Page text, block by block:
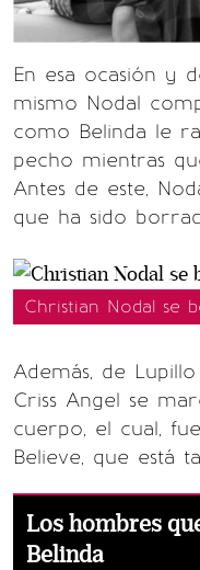
En esa ocasión y
mismo Nodal
como Belinda le
pecho mientras
Antes de este,
que ha sido
Christian Nodal se
Además, de
Criss Angel se
cuerpo, el cual,
Believe, que está
Los hombres
Belinda